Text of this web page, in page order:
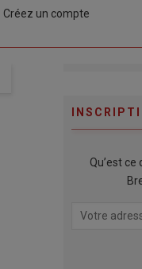
Créez un compte
Qu’est